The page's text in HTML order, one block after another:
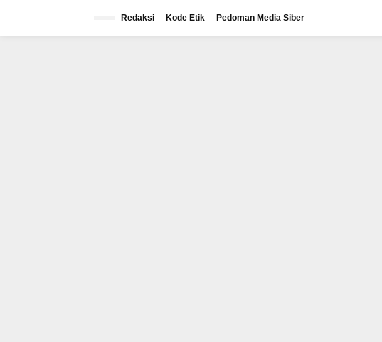
Redaksi Kode Etik Pedoman Media Siber